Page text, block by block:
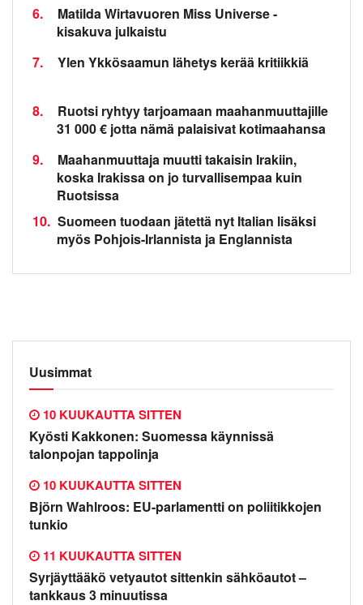
6.
Matilda Wirtavuoren Miss Universe -
kisakuva julkaistu
7.
Ylen Ykkösaamun lähetys kerää kritiikkiä
8.
Ruotsi ryhtyy tarjoamaan maahanmuuttajille
31 000 € jotta nämä palaisivat kotimaahansa
9.
Maahanmuuttaja muutti takaisin Irakiin,
koska Irakissa on jo turvallisempaa kuin
Ruotsissa
10. Suomeen tuodaan jätettä nyt Italian lisäksi
myös Pohjois-Irlannista ja Englannista
Uusimmat
Kyösti Kakkonen: Suomessa käynnissä
talonpojan tappolinja
10 KUUKAUTTA SITTEN
Björn Wahlroos: EU-parlamentti on poliitikkojen
tunkio
10 KUUKAUTTA SITTEN
Syrjäyttääkö vetyautot sittenkin sähköautot –
tankkaus 3 minuutissa
11 KUUKAUTTA SITTEN